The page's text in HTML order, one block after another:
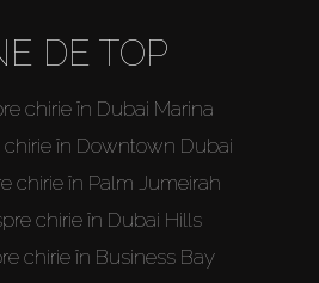
DE TOP
chirie în Dubai Marina
chirie în Downtown Dubai
chirie în Palm Jumeirah
chirie în Dubai Hills
chirie în Business Bay